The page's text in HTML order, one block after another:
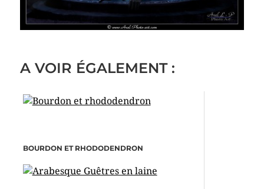
A VOIR ÉGALEMENT :
BOURDON ET RHODODENDRON